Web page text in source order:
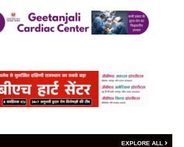
EXPLORE ALL